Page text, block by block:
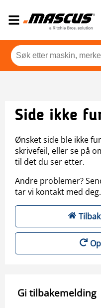
Side ikke
Ønsket side ble ikke
skrivefeil, eller se på
til det du ser etter.
Andre problemer?
tar vi kontakt med
Gi tilbakemelding